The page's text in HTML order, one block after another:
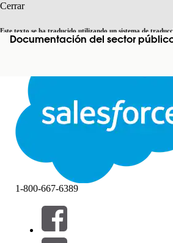
Cerrar
Este texto se ha traducido utilizando un sistema de
informaciónaquí . Cambiar a inglés Ahora no
Cerrar Cerrar
Documentación del sector
Filtros (0)
SELECCIONAR FILTROS
1-800-667-6389